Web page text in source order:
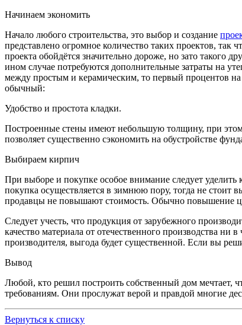
Начинаем экономить
Начало любого строительства, это выбор и создание
представлено огромное количество таких проектов,
проекта обойдётся значительно дороже, но зато такого
ином случае потребуются дополнительные затраты на
между простым и керамическим, то первый процентов на
обычный:
Удобство и простота кладки.
Построенные стены имеют небольшую толщину, при
позволяет существенно сэкономить на обустройстве
Выбираем кирпич
При выборе и покупке особое внимание следует
покупка осуществляется в зимнюю пору, тогда не стоит
продавцы не повышают стоимость. Обычно повышение
Следует учесть, что продукция от зарубежного
качество материала от отечественного производства
производителя, выгода будет существенной. Если вы
Вывод
Любой, кто решил построить собственный дом мечтает,
требованиям. Они прослужат верой и правдой многие
Вернуться к списку